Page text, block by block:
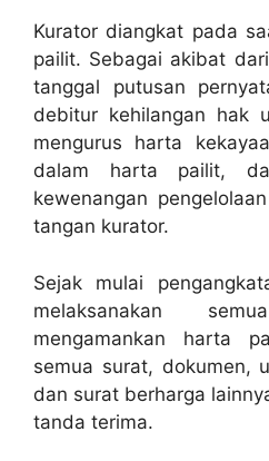
Kurator diangkat pada
pailit. Sebagai akibat
tanggal putusan
debitur kehilangan hak
mengurus harta
dalam harta pailit,
kewenangan
tangan kurator.
Sejak mulai
melaksanakan
mengamankan harta
semua surat, dokumen,
dan surat berharga
tanda terima.